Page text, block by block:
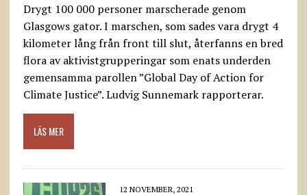
Drygt 100 000 personer marscherade genom
Glasgows gator. I marschen, som sades vara drygt 4
kilometer lång från front till slut, återfanns en bred
flora av aktivistgrupperingar som enats underden
gemensamma parollen ”Global Day of Action for
Climate Justice”. Ludvig Sunnemark rapporterar.
LÄS MER
12 NOVEMBER, 2021